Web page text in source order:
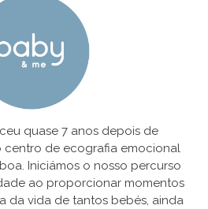
quase 7 anos depois de
centro de ecografia emocional
Iniciámos o nosso percurso
ao proporcionar momentos
da vida de tantos bebés, ainda